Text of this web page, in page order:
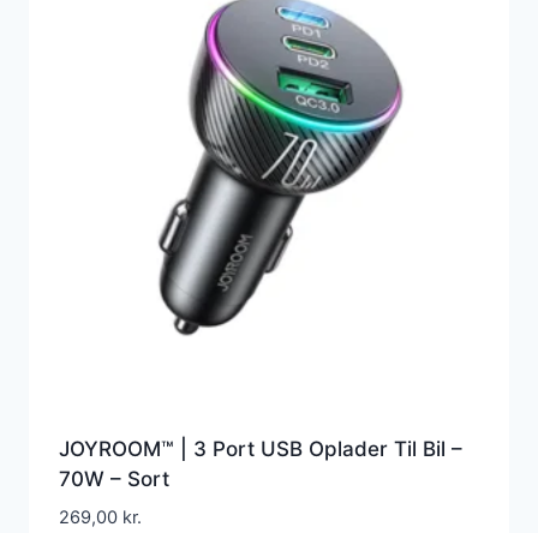
JOYROOM™ | 3 Port USB Oplader Til Bil –
70W – Sort
269,00 kr.